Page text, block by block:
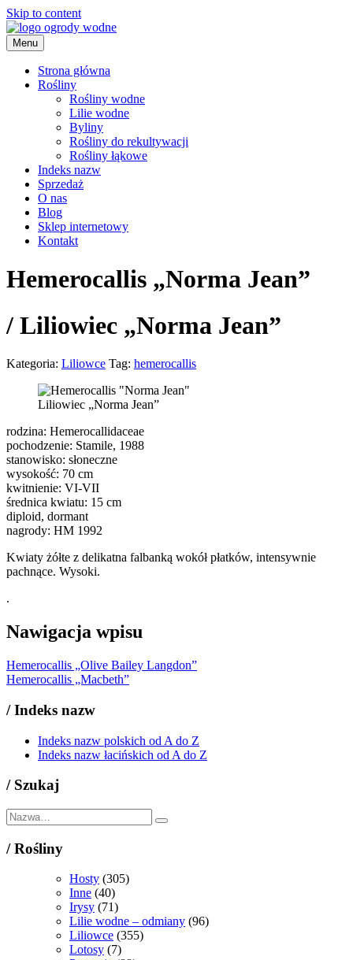
Skip to content
ogrody wodne
Menu
Strona główna
Rośliny
Rośliny wodne
Lilie wodne
Byliny
Rośliny do rekultywacji
Rośliny łąkowe
Indeks nazw
Sprzedaż
O nas
Blog
Sklep internetowy
Kontakt
Hemerocallis „Norma Jean”
/ Liliowiec „Norma Jean”
Kategoria: Liliowce Tag: hemerocallis
Liliowiec „Norma Jean”
rodzina: Hemerocallidaceae
pochodzenie: Stamile, 1988
stanowisko: słoneczne
wysokość: 70 cm
kwitnienie: VI-VII
średnica kwiatu: 15 cm
diploid, dormant
nagrody: HM 1992
Kwiaty żółte z delikatna falbanką wokół płatków, intensywnie
pachnące. Wysoki.
.
Nawigacja wpisu
Hemerocallis „Olive Bailey Langdon”
Hemerocallis „Macbeth”
/Indeks nazw
Indeks nazw polskich od A do Z
Indeks nazw łacińskich od A do Z
/ Szukaj
/Rośliny
Hosty (305)
Inne (40)
Irysy (71)
Lilie wodne – odmiany (96)
Liliowce (355)
Lotosy (7)